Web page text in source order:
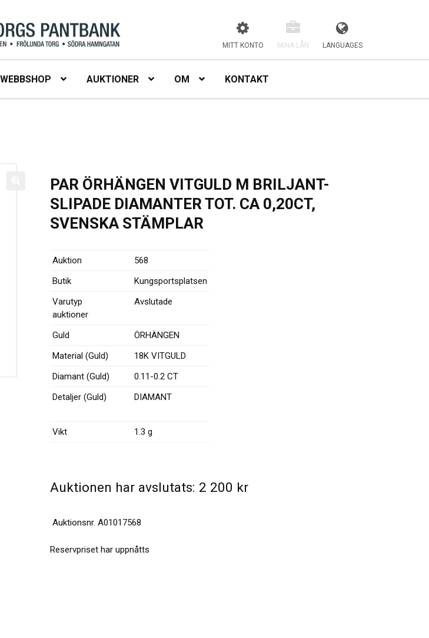
MITT KONTO MINA LÅN LANGUAGES
WEBBSHOP AUKTIONER OM KONTAKT
PAR ÖRHÄNGEN VITGULD M BRILJANT-
SLIPADE DIAMANTER TOT. CA 0,20CT,
SVENSKA STÄMPLAR
Auktion
568
Butik
Kungsportsplatsen
Varutyp
Avslutade
auktioner
Guld
ÖRHÄNGEN
Material (Guld)
18K VITGULD
Diamant (Guld)
0.11-0.2 CT
Detaljer (Guld)
DIAMANT
Vikt 1.3 g
Auktionen har avslutats: 2 200 kr
Auktionsnr. A01017568
Reservpriset har uppnåtts